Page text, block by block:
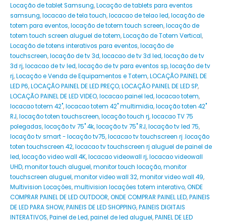
Locação de tablet Samsung,Locação de tablets para eventos
samsung,locacao de tela touch,locacao de telao led,locação de
totem para eventos,locação de totem touch screen,locação de
totem touch screen aluguel de totem,Locação de Totem Vertical,
Locação de totens interativos para eventos,locação de
touchscreen,locação de tv 3d,locacao de tv 3d led,locação de tv
3d rj,locacao de tv led,locação de tv para eventos sp,locação de tv
rj,Locação e Venda de Equipamentos e Totem,LOCAÇÃO PAINEL DE
LED P6,LOCAÇÃO PAINEL DE LED PREÇO,LOCAÇÃO PAINEL DE LED SP,
LOCAÇÃO PAINEL DE LED VIDEO,locacao painel led,locacao totem,
locacao totem 42",locacao totem 42" multimidia,locação toten 42"
RJ,locação toten touchscreen,locação touch rj,locacao TV 75
polegadas,locação tv 75" 4k,locação tv 75" RJ,locação tv led 75,
locação tv smart - locação tv75,locacao tv touchscreen rj .locação
toten touchscreen 42,locacao tv touchscreen rj aluguel de painel de
led,locação video wall 4K,locacao videowall rj,locacao videowall
UHD,monitor touch aluguel,monitor touch locação,monitor
touchscreen aluguel,monitor video wall 32,monitor video wall 49,
Multivision Locações,multivision locações totem interativo,ONDE
COMPRAR PAINEL DE LED OUTDOOR,ONDE COMPRAR PAINEL LED,PAINEIS
DE LED PARA SHOW,PAINEIS DE LED SHOPPING,PAINEIS DIGITAIS
INTERATIVOS,Painel de Led,painel de led aluguel,PAINEL DE LED